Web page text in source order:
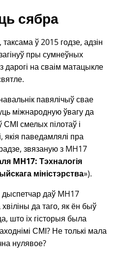
сябра
ў 2015 годзе, адзін
пры сумнеўных
дарогі на сваім матацыкле
павялічыў свае
міжнародную ўвагу да
СМІ смелых пілотаў і
паведамлялі пра
звязаную з MH17
MH17: Тэхналогія
міністэрства ).
дыспетчар даў MH17
хвіліны да таго, як ён быў
што іх гісторыя была
СМІ? Не толькі мала
нулявое?